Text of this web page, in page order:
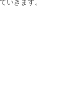
いきます。